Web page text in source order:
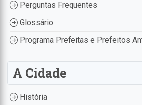
Perguntas Frequentes
Glossário
Programa Prefeitas e Prefeitos
A Cidade
História